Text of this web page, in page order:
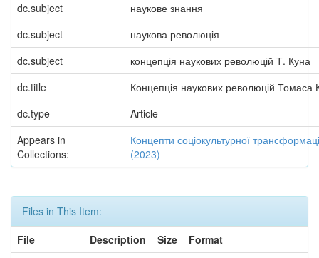
dc.subject
наукове знання
dc.subject
наукова революція
dc.subject
концепція наукових революцій Т. Куна
dc.title
Концепція наукових революцій Томаса
dc.type
Article
Appears in
Collections:
Концепти соціокультурної
(2023)
Files in This Item:
File
Description Size
Format